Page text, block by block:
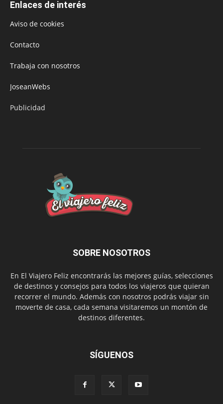
Enlaces de interés
Aviso de cookies
Contacto
Trabaja con nosotros
JoseanWebs
Publicidad
SOBRE NOSOTROS
En El Viajero Feliz encontrarás las mejores guías, selecciones
de destinos y consejos para todos los viajeros que quieran
recorrer el mundo. Además con nosotros podrás viajar sin
moverte de casa, cada semana visitaremos un montón de
destinos diferentes.
SÍGUENOS